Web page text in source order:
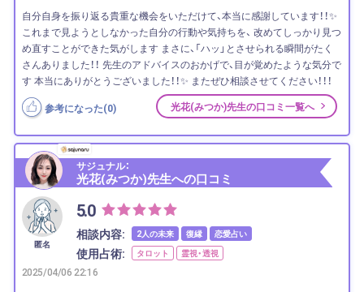
自分自身を振り返る貴重な機会をいただけて、本当に感謝しています！！✨
これまで見ようとしなかった自分の行動や気持ちを、 改めてしっかり見つ
め直すことができた気がします まさに、「ハッ」とさせられる瞬間がたく
さんありました！！ 先生のアドバイスのおかげで、目が覚めたような気分で
す 本当にありがとうございました！！✨ またぜひ相談させてください！！！
参考になった(0) 光花(みつか)先生の口コミ一覧へ
サジュナル：
光花(みつか)先生への口コミ
匿名
5.0
相談内容: 2人の未来 復縁 恋愛占い
使用占術: タロット 霊視・透視
2025/04/06 22:16